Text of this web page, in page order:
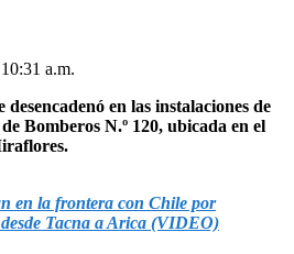
a.m.
en las instalaciones de
Bomberos N.º 120, ubicada en el
en la frontera con Chile por
Tacna a Arica (VIDEO)